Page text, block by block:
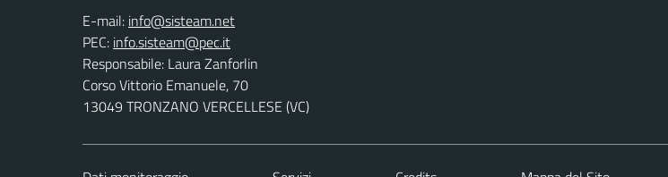
E-mail:
PEC:
Responsabile: Laura Zanforlin
Corso Vittorio Emanuele, 70
13049 TRONZANO VERCELLESE (VC)